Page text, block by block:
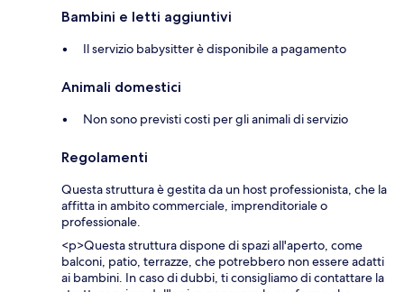
Bambini e letti aggiuntivi
Il servizio babysitter è disponibile a pagamento
Animali domestici
Non sono previsti costi per gli animali di servizio
Regolamenti
Questa struttura è gestita da un host professionista, che la
affitta in ambito commerciale, imprenditoriale o
professionale.
<p>Questa struttura dispone di spazi all'aperto, come
balconi, patio, terrazze, che potrebbero non essere adatti
ai bambini. In caso di dubbi, ti consigliamo di contattare la